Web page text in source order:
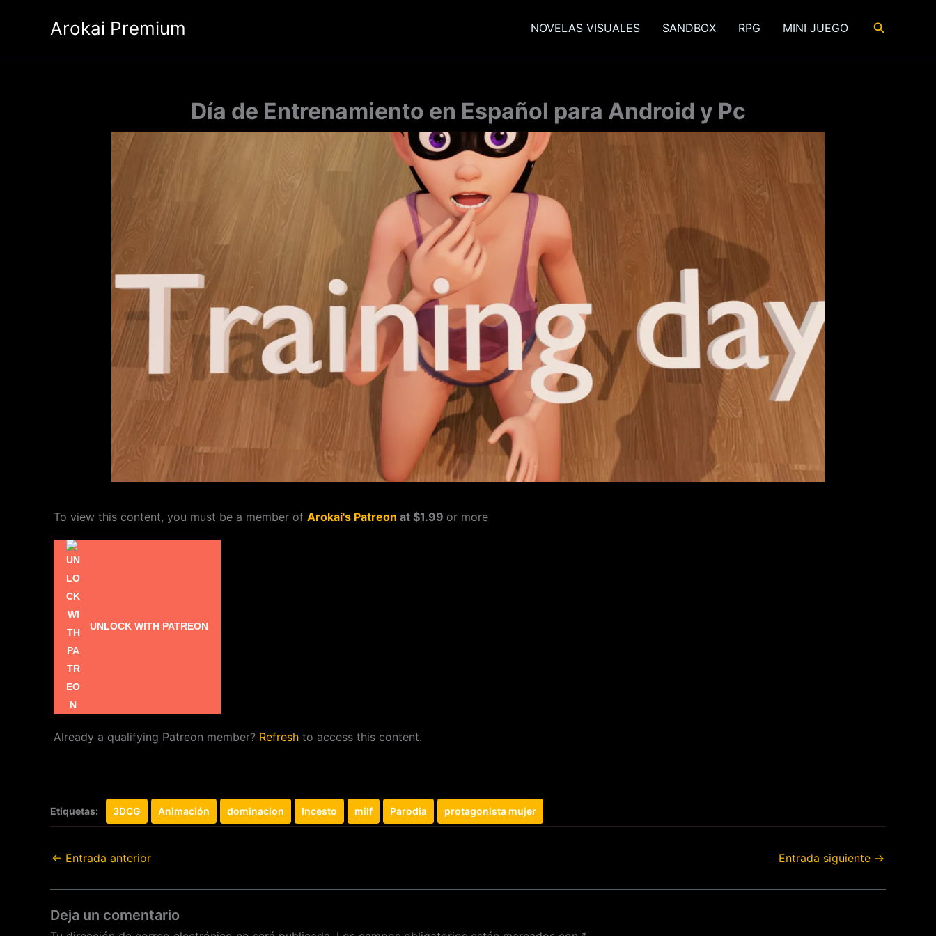
Arokai Premium NOVELAS VISUALES SANDBOX RPG MINI JUEGO Buscar
Día de Entrenamiento en Español para Android y Pc
To view this content, you must be a member of Arokai's Patreon at $1.99 or more
UNLOCK WITH PATREON
Already a qualifying Patreon member? Refresh to access this content.
Etiquetas: 3DCG Animación dominacion Incesto milf Parodia protagonista mujer
← Entrada anterior Entrada siguiente →
Deja un comentario